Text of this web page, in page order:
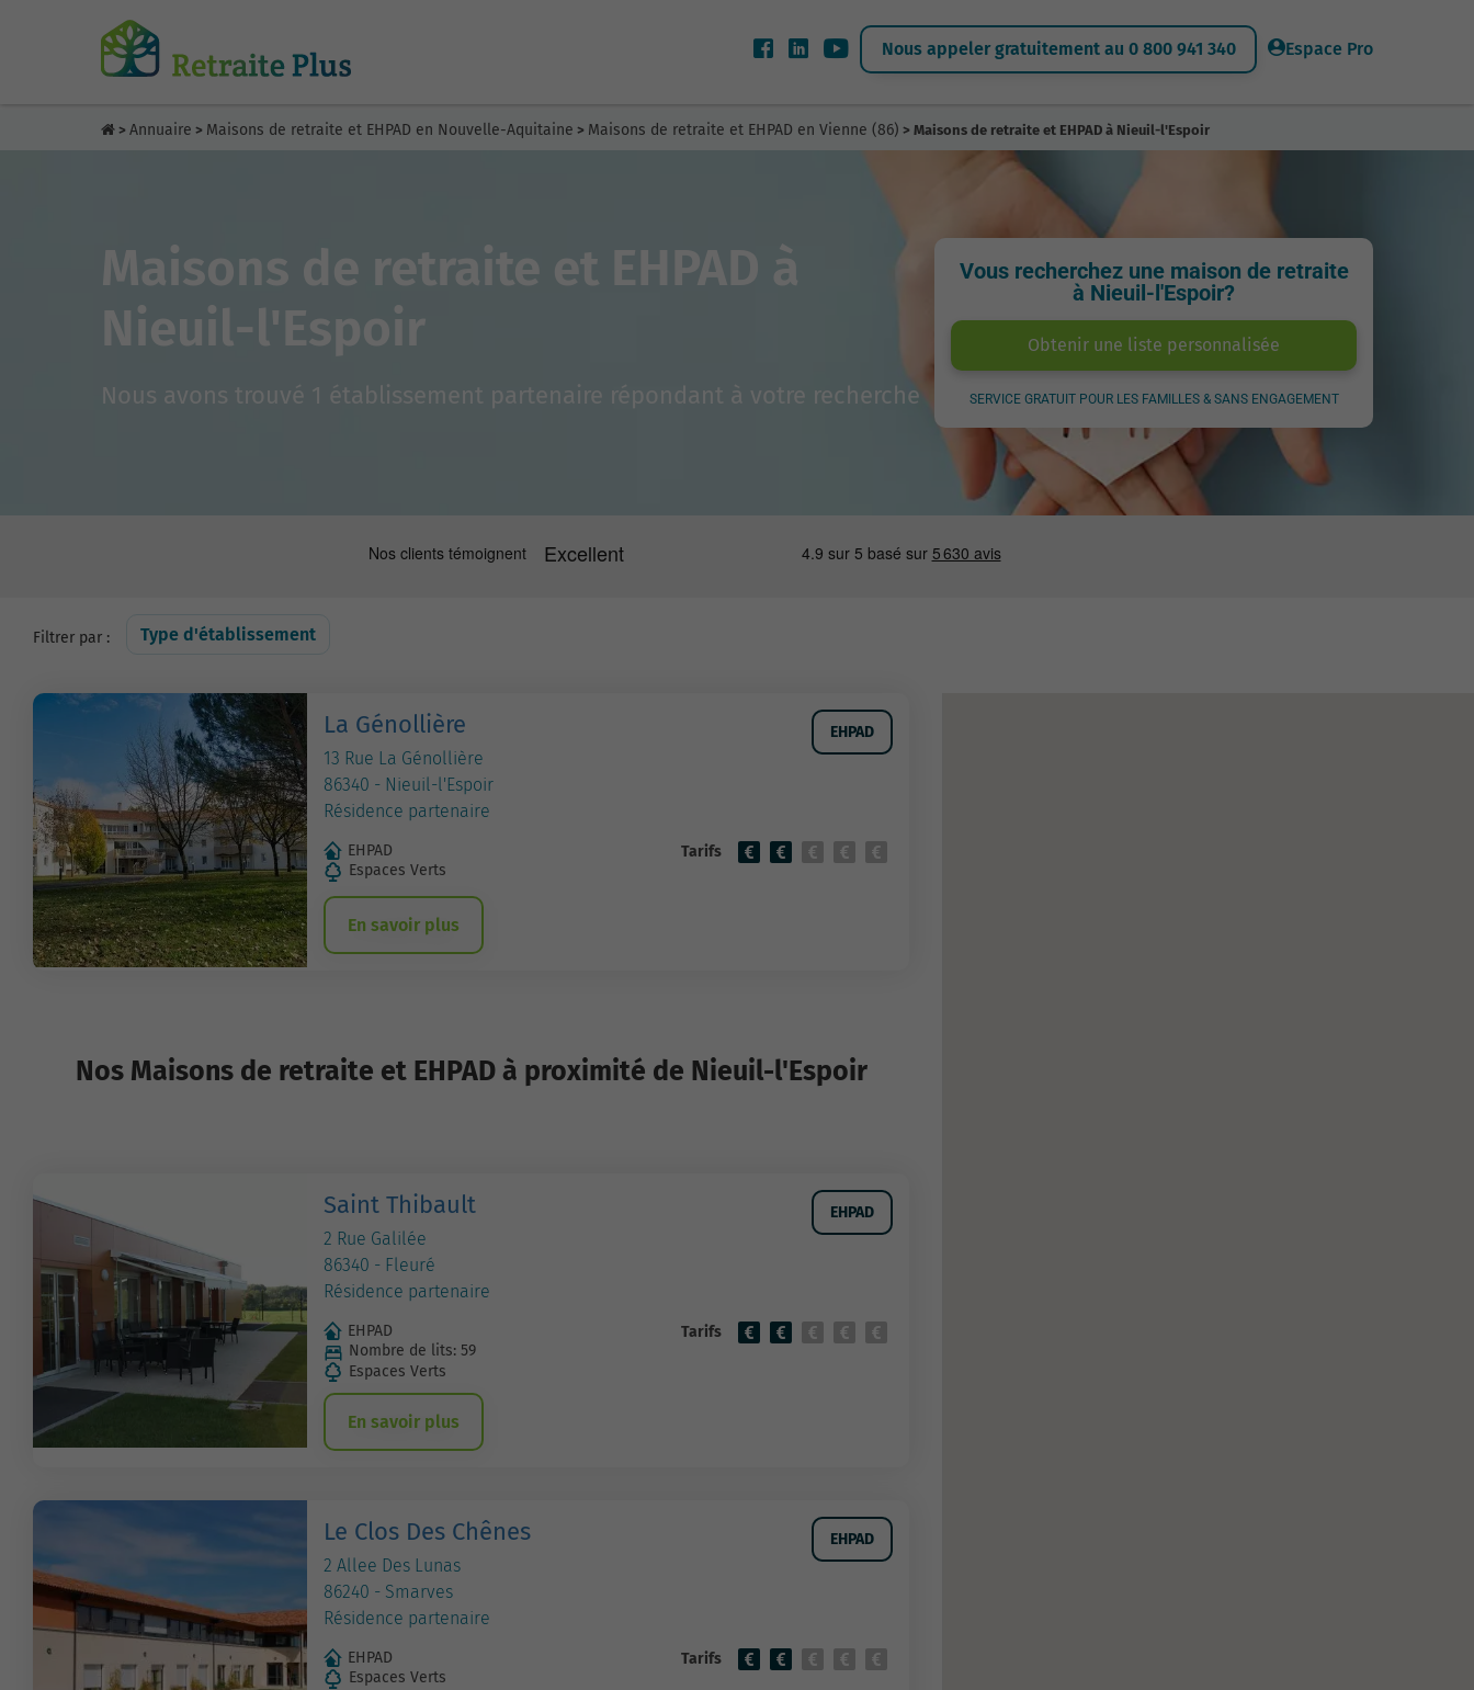
Nous appeler gratuitement au 0 800 941 340 Espace Pro
> Annuaire > Maisons de retraite et EHPAD en Nouvelle-Aquitaine > Maisons de retraite et EHPAD en Vienne (86) > Maisons de retraite et EHPAD à Nieuil-l'Espoir
Maisons de retraite et EHPAD à
Nieuil-l'Espoir
Nous avons trouvé 1 établissement partenaire répondant à votre recherche
Vous recherchez une maison de retraite
à Nieuil-l'Espoir?
Obtenir une liste personnalisée
SERVICE GRATUIT POUR LES FAMILLES & SANS ENGAGEMENT
Filtrer par : Type d'établissement
La Génollière
13 Rue La Génollière
86340 - Nieuil-l'Espoir
Résidence partenaire
EHPAD
EHPAD
Espaces Verts
Tarifs
En savoir plus
Nos Maisons de retraite et EHPAD à proximité de Nieuil-l'Espoir
Saint Thibault
2 Rue Galilée
86340 - Fleuré
Résidence partenaire
EHPAD
EHPAD
Nombre de lits: 59
Espaces Verts
Tarifs
En savoir plus
Le Clos Des Chênes
2 Allee Des Lunas
86240 - Smarves
Résidence partenaire
EHPAD
EHPAD
Espaces Verts
Tarifs